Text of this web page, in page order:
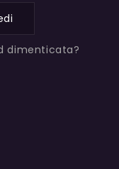
dimenticata?